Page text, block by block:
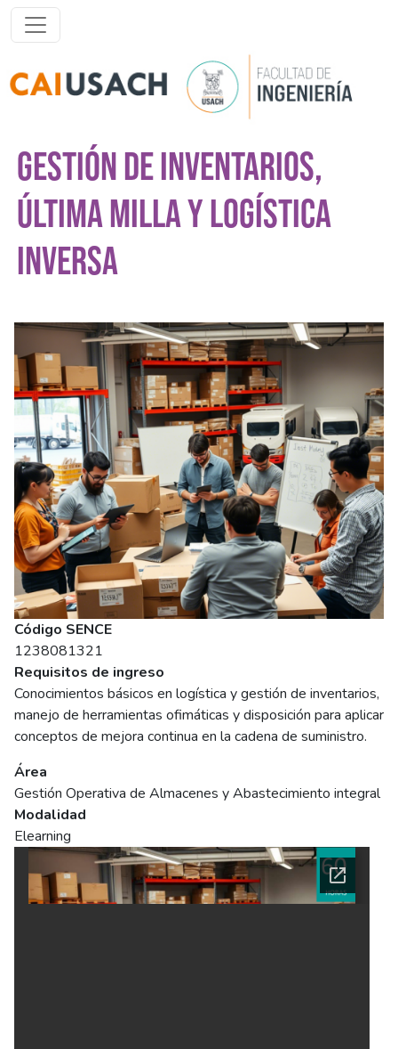
Pasar al contenido principal
GESTIÓN DE INVENTARIOS,
ÚLTIMA MILLA Y LOGÍSTICA
INVERSA
Imagen del curso
Código SENCE
1238081321
Requisitos de ingreso
Conocimientos básicos en logística y gestión de inventarios,
manejo de herramientas ofimáticas y disposición para aplicar
conceptos de mejora continua en la cadena de suministro.
Área
Gestión Operativa de Almacenes y Abastecimiento integral
Modalidad
Elearning
Ficha del curso